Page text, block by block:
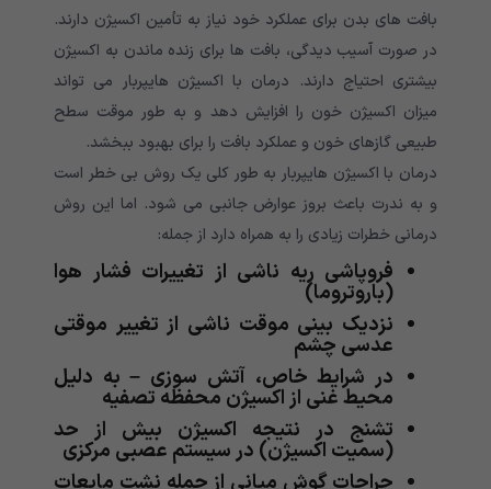
بافت های بدن برای عملکرد خود نیاز به تأمین اکسیژن دارند.
در صورت آسیب دیدگی، بافت ها برای زنده ماندن به اکسیژن
بیشتری احتیاج دارند. درمان با اکسیژن هایپربار می تواند
میزان اکسیژن خون را افزایش دهد و به طور موقت سطح
طبیعی گازهای خون و عملکرد بافت را برای بهبود ببخشد.
درمان با اکسیژن هایپربار به طور کلی یک روش بی خطر است
و به ندرت باعث بروز عوارض جانبی می شود. اما این روش
درمانی خطرات زیادی را به همراه دارد از جمله:
فروپاشی ریه ناشی از تغییرات فشار هوا
(باروتروما)
نزدیک بینی موقت ناشی از تغییر موقتی
عدسی چشم
در شرایط خاص، آتش سوزی – به دلیل
محیط غنی از اکسیژن محفظه تصفیه
تشنج در نتیجه اکسیژن بیش از حد
(سمیت اکسیژن) در سیستم عصبی مرکزی
جراحات گوش میانی از جمله نشت مایعات